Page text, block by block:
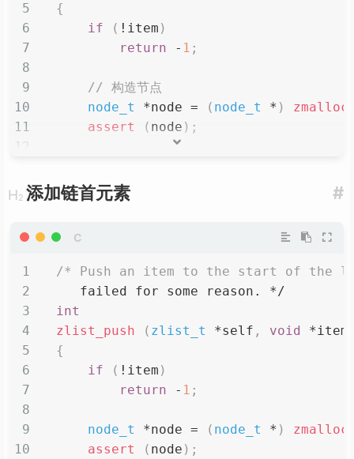
{
if
( ! item )
return
- 1 ;
// 构造节点
node_t
*node = ( node_t * )
zmalloc
assert
( node ) ;
if (self
        item
// 新节点中保存元素
    node
-> item = item ;
if
(self -> tail )
        self
// 链尾是空说明是首次操作，链头指向节点
// 新节点设为链尾
#
添加链首元素
/* Push an item to the start of
   failed for some reason. */
int
zlist_push
( zlist_t *self , void *item
{
if
( ! item )
return
- 1 ;
node_t *node = ( node_t * )
zmalloc
assert
( node ) ;